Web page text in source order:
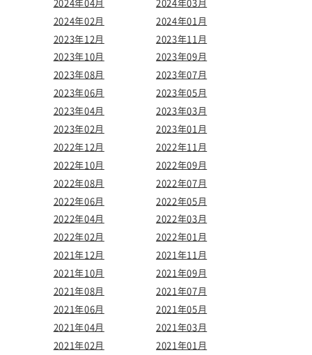
2024年02月
2024年01月
2023年12月
2023年11月
2023年10月
2023年09月
2023年08月
2023年07月
2023年06月
2023年05月
2023年04月
2023年03月
2023年02月
2023年01月
2022年12月
2022年11月
2022年10月
2022年09月
2022年08月
2022年07月
2022年06月
2022年05月
2022年04月
2022年03月
2022年02月
2022年01月
2021年12月
2021年11月
2021年10月
2021年09月
2021年08月
2021年07月
2021年06月
2021年05月
2021年04月
2021年03月
2021年02月
2021年01月